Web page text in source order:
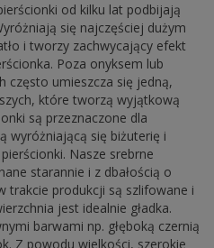
od kilku lat podbijają
się najczęściej dużym
i tworzy zachwycający efekt
Poza onyksem lub
często umieszcza się jedną,
które tworzą wyjątkową
są przeznaczone dla
wyróżniającą się biżuterię i
Nasze srebrne
starannie i z dbałością o
trakcie produkcji są szlifowane i
jest idealnie gładka.
barwami np. głęboką czernią
Z powodu wielkości, szerokie